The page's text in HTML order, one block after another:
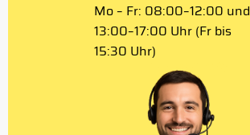
Mo – Fr: 08:00–12:00 und
13:00–17:00 Uhr (Fr bis
15:30 Uhr)